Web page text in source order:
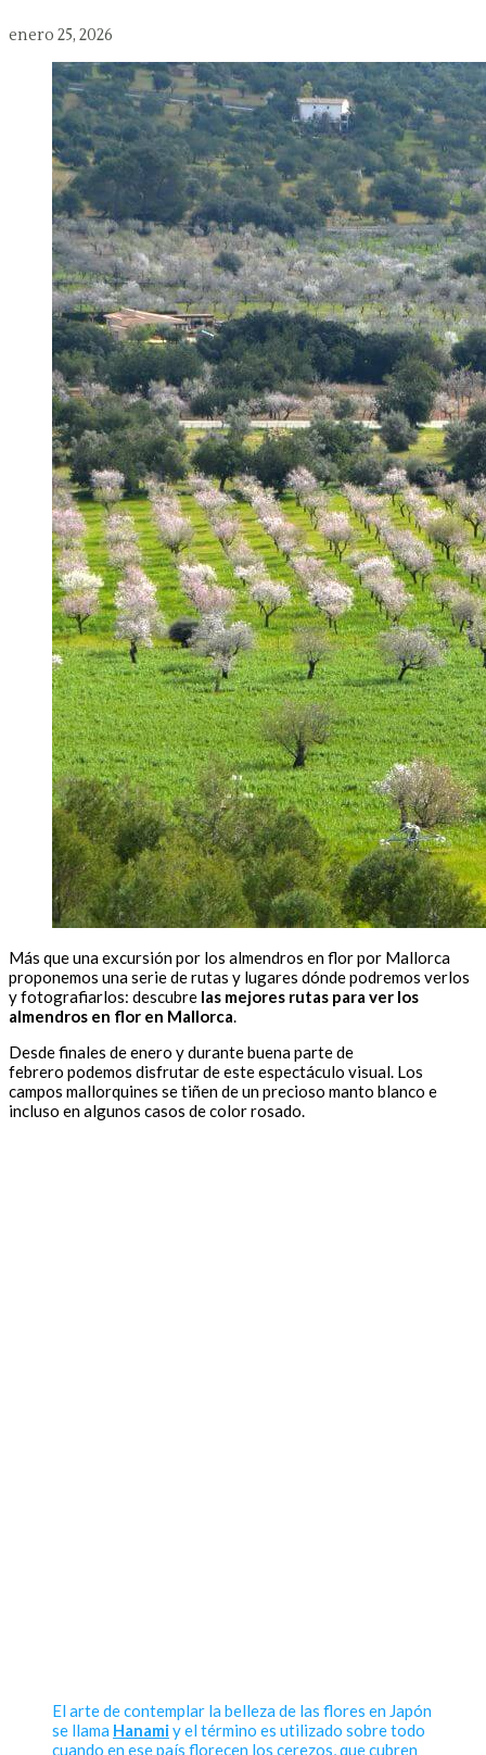
enero 25, 2026
Más que una excursión por los almendros en flor por Mallorca
proponemos una serie de rutas y lugares dónde podremos verlos
y fotografiarlos: descubre las mejores rutas para ver los
almendros en flor en Mallorca
Desde finales de enero y durante buena parte de
febrero podemos disfrutar de este espectáculo visual. Los
campos mallorquines se tiñen de un precioso manto blanco e
incluso en algunos casos de color rosado.
El arte de contemplar la belleza de las flores en Japón
se llama Hanamiy el término es utilizado sobre todo
cuando en ese país florecen los cerezos, que cubren